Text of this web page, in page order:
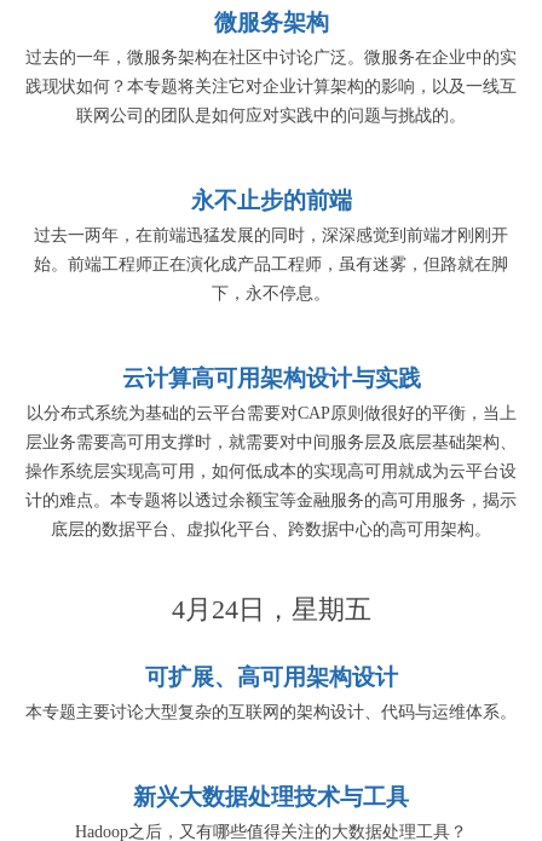
微服务架构
过去的一年，微服务架构在社区中讨论广泛。微服务在企业中的实
践现状如何？本专题将关注它对企业计算架构的影响，以及一线互
联网公司的团队是如何应对实践中的问题与挑战的。
永不止步的前端
过去一两年，在前端迅猛发展的同时，深深感觉到前端才刚刚开
始。前端工程师正在演化成产品工程师，虽有迷雾，但路就在脚
下，永不停息。
云计算高可用架构设计与实践
以分布式系统为基础的云平台需要对CAP原则做很好的平衡，当上
层业务需要高可用支撑时，就需要对中间服务层及底层基础架构、
操作系统层实现高可用，如何低成本的实现高可用就成为云平台设
计的难点。本专题将以透过余额宝等金融服务的高可用服务，揭示
底层的数据平台、虚拟化平台、跨数据中心的高可用架构。
4月24日，星期五
可扩展、高可用架构设计
本专题主要讨论大型复杂的互联网的架构设计、代码与运维体系。
新兴大数据处理技术与工具
Hadoop之后，又有哪些值得关注的大数据处理工具？